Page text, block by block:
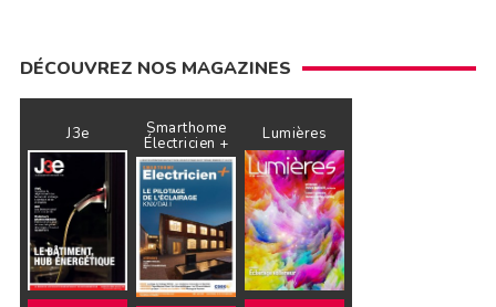
DÉCOUVREZ NOS MAGAZINES
J3e Smarthome
Électricien + Lumières